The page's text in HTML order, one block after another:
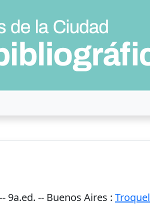
9a.ed. -- Buenos Aires : Troquel